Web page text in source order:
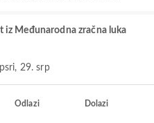
iz Međunarodna zračna luka
sri, 29. srp
Odlazi Dolazi